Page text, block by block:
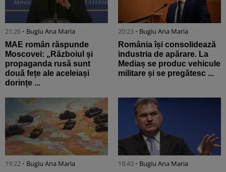
21:26 • Bugiu ⁠Ana Maria
MAE român răspunde
Moscovei: „Războiul și
propaganda rusă sunt
două fețe ale aceleiași
dorințe ...
20:23 • Bugiu ⁠Ana Maria
România își consolidează
industria de apărare. La
Mediaș se produc vehicule
militare și se pregătesc ...
19:22 • Bugiu ⁠Ana Maria 18:43 • Bugiu ⁠Ana Maria